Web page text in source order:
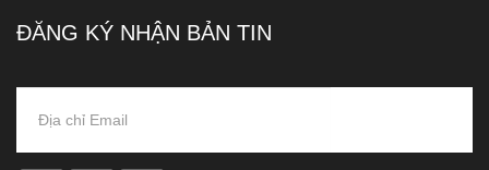
ĐĂNG KÝ NHẬN BẢN TIN